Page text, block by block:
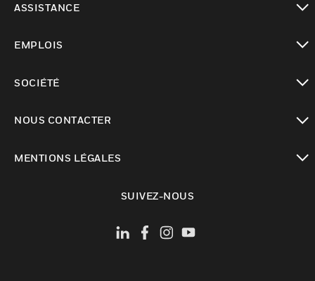
ASSISTANCE
EMPLOIS
SOCIÉTÉ
NOUS CONTACTER
MENTIONS LÉGALES
SUIVEZ-NOUS